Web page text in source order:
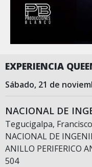
EXPERIENCIA
sábado, 21 de
NACIONAL DE
Tegucigalpa,
NACIONAL DE
ANILLO PERIFERICO
504